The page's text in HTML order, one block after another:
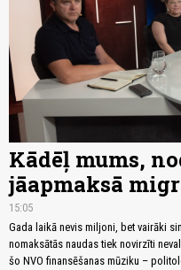
Kādēļ mums,
jāapmaksā
15:05
Gada laikā nevis miljoni, bet vairāki
nomaksātās naudas tiek novirzīti
šo NVO finansēšanas mūziku –